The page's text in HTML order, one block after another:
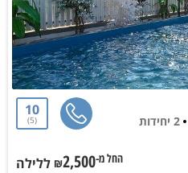
2 יחידות
10
5
החל מ-₪2,500 ללילה